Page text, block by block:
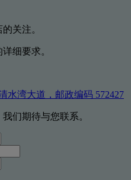
关注。
细要求。
水湾大道，邮政编码 572427
们期待与您联系。